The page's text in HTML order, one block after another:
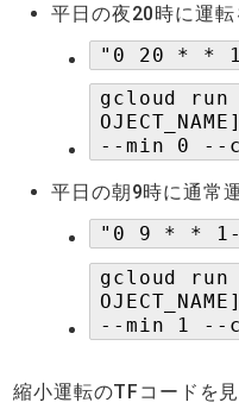
平日の夜20時に運転
"0 20 * *
gcloud run
--min 0 --
平日の朝9時に通常
"0 9 * * 1-
gcloud run
--min 1 --
縮小運転のTFコードを見